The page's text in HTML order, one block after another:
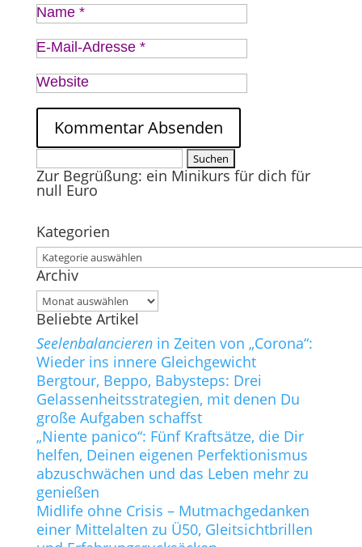
Name *
E-Mail-Adresse *
Website
nach:
Zur Begrüßung: ein Minikurs für dich für
null Euro
Kategorien
Kategorien
Archiv
Archiv
Beliebte Artikel
Seelenbalancierenin Zeiten von „Corona“:
Wieder ins innere Gleichgewicht
Bergtour, Beppo, Babysteps: Drei
Gelassenheitsstrategien, mit denen Du
große Aufgaben schaffst
„Niente panico“: Fünf Kraftsätze, die Dir
helfen, Deinen eigenen Perfektionismus
abzuschwächen und das Leben mehr zu
genießen
Midlife ohne Crisis – Mutmachgedanken
einer Mittelalten zu Ü50, Gleitsichtbrillen